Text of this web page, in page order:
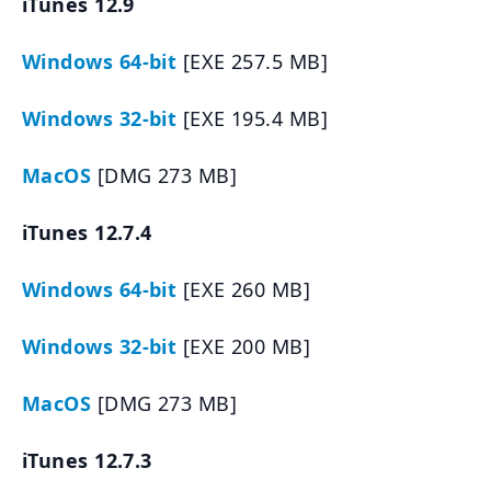
Windows 64-bit [EXE 257.5 MB]
Windows 32-bit [EXE 195.4 MB]
MacOS [DMG 273 MB]
iTunes 12.7.4
Windows 64-bit [EXE 260 MB]
Windows 32-bit [EXE 200 MB]
MacOS [DMG 273 MB]
iTunes 12.7.3